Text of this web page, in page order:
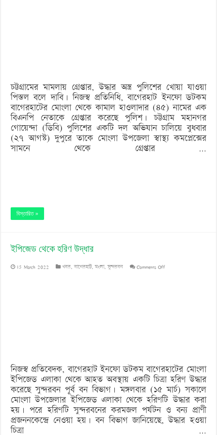
পিস্তল
উদ্ধার
চট্টগ্রামের মামলায় গ্রেপ্তার, উদ্ধার অস্ত্র পুলিশের খোয়া যাওয়া
পিস্তল বলে দাবি। নিজস্ব প্রতিনিধি, বাগেরহাট ইনফো ডটকম
বাগেরহাটের মোংলা থেকে কামাল হাওলাদার (৪৫) নামের এক
বিএনপি নেতাকে গ্রেপ্তার করেছে পুলিশ। চট্টগ্রাম মহানগর
গোয়েন্দা (ডিবি) পুলিশের একটি দল অভিযান চালিয়ে বুধবার
(২৭ আগস্ট) দুপুরে তাকে মোংলা উপজেলা স্বাস্থ্য কমপ্লেক্সের
সামনে থেকে গ্রেপ্তার …
বিস্তারিত »
ইপিজেড থেকে হরিণ উদ্ধার
15 March 2022 খবর,বাগেরহাট,মংলা,সুন্দরবন Comments Offon
নিজস্ব প্রতিবেদক, বাগেরহাট ইনফো ডটকম বাগেরহাটের মোংলা
ইপিজেড এলাকা থেকে আহত অবস্থায় একটি চিত্রা হরিণ উদ্ধার
করেছে সুন্দরবন পূর্ব বন বিভাগ। মঙ্গলবার (১৫ মার্চ) সকালে
মোংলা উপজেলার ইপিজেড এলাকা থেকে হরিণটি উদ্ধার করা
হয়। পরে হরিণটি সুন্দরবনের করমজল পর্যটন ও বন্য প্রাণী
প্রজননকেন্দ্রে নেওয়া হয়। বন বিভাগ জানিয়েছে, উদ্ধার হওয়া
চিত্রা …